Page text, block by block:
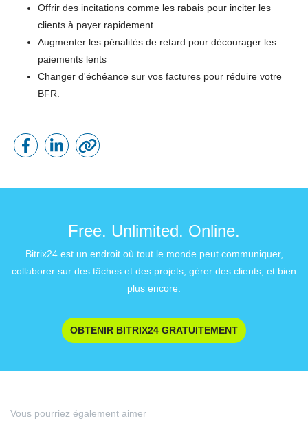
Offrir des incitations comme les rabais pour inciter les
clients à payer rapidement
Augmenter les pénalités de retard pour décourager les
paiements lents
Changer d'échéance sur vos factures pour réduire votre
BFR.
Free. Unlimited. Online.
Bitrix24 est un endroit où tout le monde peut communiquer,
collaborer sur des tâches et des projets, gérer des clients, et bien
plus encore.
OBTENIR BITRIX24 GRATUITEMENT
Vous pourriez également aimer